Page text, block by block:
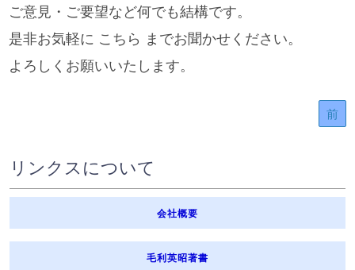
ご意見・ご要望など何でも結構です。
是非お気軽に こちら までお聞かせください。
よろしくお願いいたします。
前
リンクスについて
会社概要
毛利英昭著書